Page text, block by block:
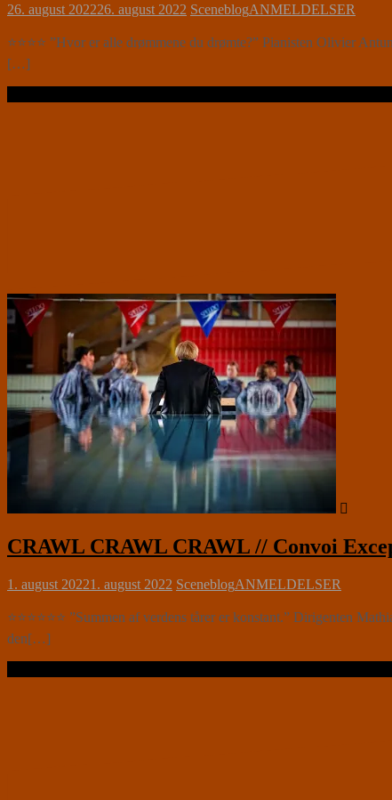
26. august 202226. august 2022 SceneblogANMELDELSER
⭐⭐⭐⭐ ”Hvor er alle drømmene du drømte?” Pianisten Olivier
[…]
CRAWL CRAWL CRAWL // Convoi
1. august 20221. august 2022 SceneblogANMELDELSER
⭐⭐⭐⭐⭐⭐ ”Summen af verdens tårer er konstant.” Dirigenten
den[…]